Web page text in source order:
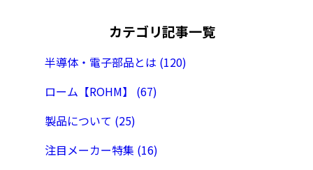
カテゴリ記事一覧
半導体・電子部品とは (120)
ローム【ROHM】 (67)
製品について (25)
注目メーカー特集 (16)